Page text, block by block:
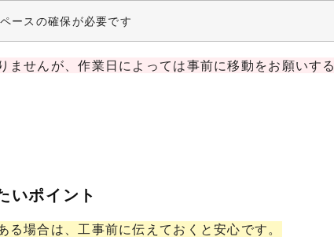
ースの確保が必要です
ませんが、作業日によっては事前に移動をお願いす
いポイント
場合は、工事前に伝えておくと安心です。